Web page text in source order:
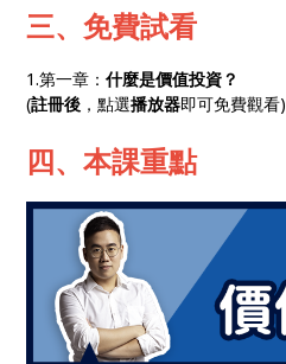
三、免費試看
1.第一章：什麼是價值投資？
(註冊後 ，點選播放器即可免費觀看)
四、本課重點